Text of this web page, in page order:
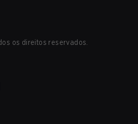
os direitos reservados.